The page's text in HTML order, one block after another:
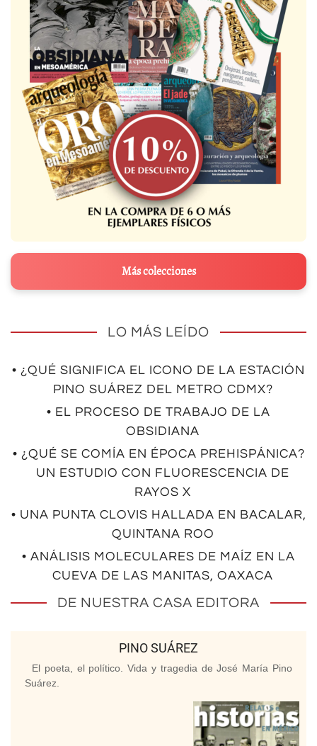
Más colecciones
LO MÁS LEÍDO
• ¿QUÉ SIGNIFICA EL ICONO DE LA ESTACIÓN
PINO SUÁREZ DEL METRO CDMX?
• EL PROCESO DE TRABAJO DE LA
OBSIDIANA
• ¿QUÉ SE COMÍA EN ÉPOCA PREHISPÁNICA?
UN ESTUDIO CON FLUORESCENCIA DE
RAYOS X
• UNA PUNTA CLOVIS HALLADA EN BACALAR,
QUINTANA ROO
• ANÁLISIS MOLECULARES DE MAÍZ EN LA
CUEVA DE LAS MANITAS, OAXACA
DE NUESTRA CASA EDITORA
PINO SUÁREZ
El poeta, el político. Vida y tragedia de José María Pino
Suárez.